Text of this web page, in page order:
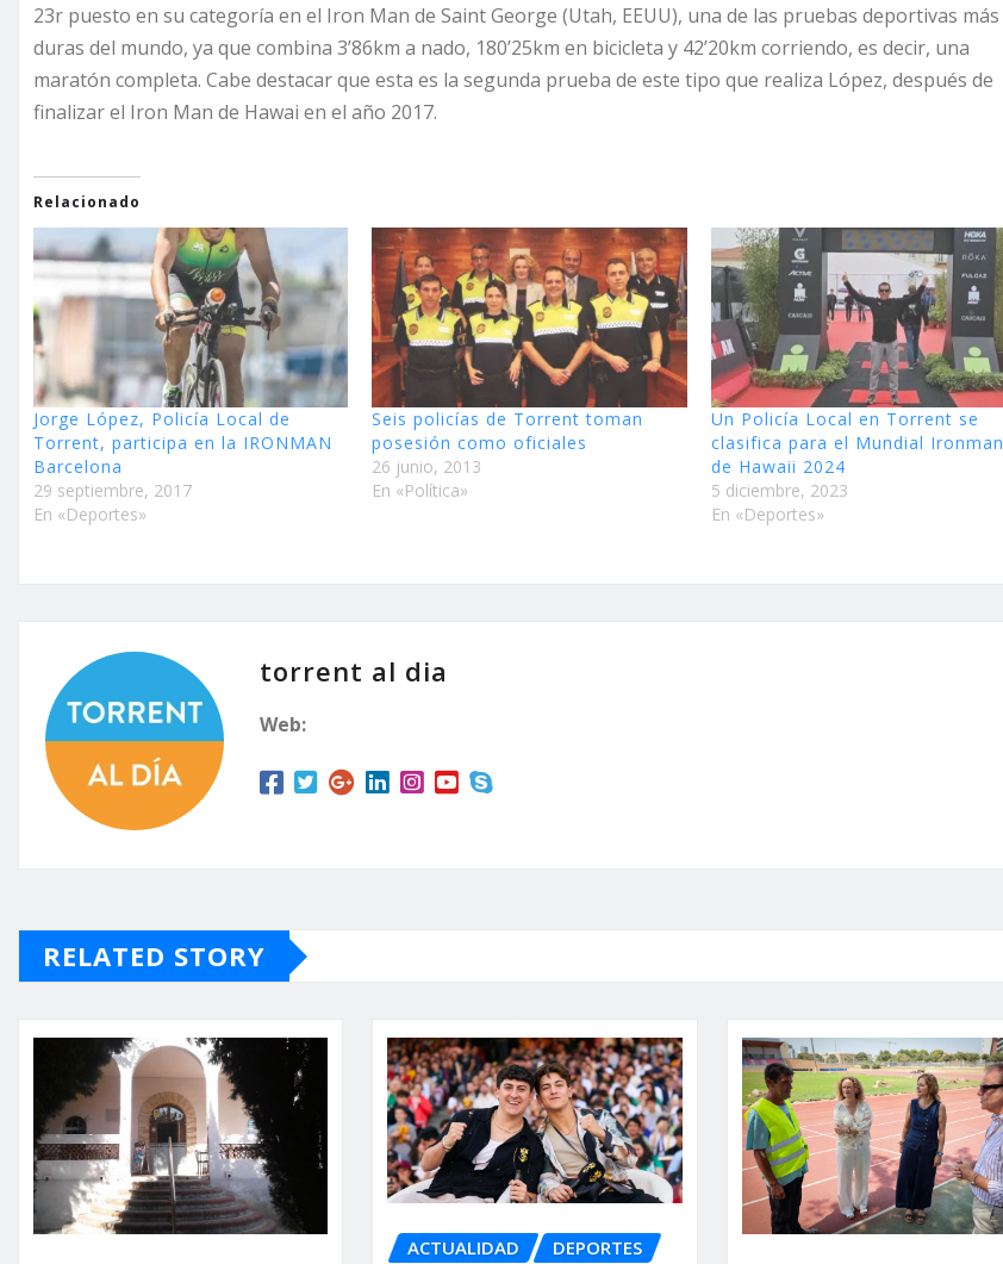
23r puesto en su categoría en el Iron Man de Saint George (Utah, EEUU), una de las pruebas deportivas más
duras del mundo, ya que combina 3’86km a nado, 180’25km en bicicleta y 42’20km corriendo, es decir, una
maratón completa. Cabe destacar que esta es la segunda prueba de este tipo que realiza López, después de
finalizar el Iron Man de Hawai en el año 2017.
Relacionado
Jorge López, Policía Local de
Torrent, participa en la IRONMAN
Barcelona
29 septiembre, 2017
En «Deportes»
Seis policías de Torrent toman
posesión como oficiales
26 junio, 2013
En «Política»
Un Policía Local en Torrent se
clasifica para el Mundial Ironman
de Hawaii 2024
5 diciembre, 2023
En «Deportes»
torrent al dia
Web:
RELATED STORY
ACTUALIDAD DEPORTES